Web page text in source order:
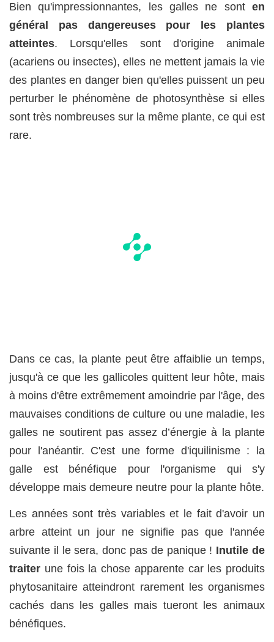
Bien qu'impressionnantes, les galles ne sont en
général pas dangereuses pour les plantes
atteintes. Lorsqu'elles sont d'origine animale
(acariens ou insectes), elles ne mettent jamais la vie
des plantes en danger bien qu'elles puissent un peu
perturber le phénomène de photosynthèse si elles
sont très nombreuses sur la même plante, ce qui est
rare.
Dans ce cas, la plante peut être affaiblie un temps,
jusqu'à ce que les gallicoles quittent leur hôte, mais
à moins d'être extrêmement amoindrie par l'âge, des
mauvaises conditions de culture ou une maladie, les
galles ne soutirent pas assez d’énergie à la plante
pour l'anéantir. C'est une forme d'iquilinisme : la
galle est bénéfique pour l'organisme qui s'y
développe mais demeure neutre pour la plante hôte.
Les années sont très variables et le fait d'avoir un
arbre atteint un jour ne signifie pas que l'année
suivante il le sera, donc pas de panique ! Inutile de
traiter une fois la chose apparente car les produits
phytosanitaire atteindront rarement les organismes
cachés dans les galles mais tueront les animaux
bénéfiques.